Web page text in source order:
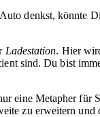
denkst, könnte
Ladestation. Hier
sind. Du bist
eine Metapher für
zu erweitern